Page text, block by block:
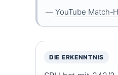
— YouTube Match-
DIE ERKENNTNIS